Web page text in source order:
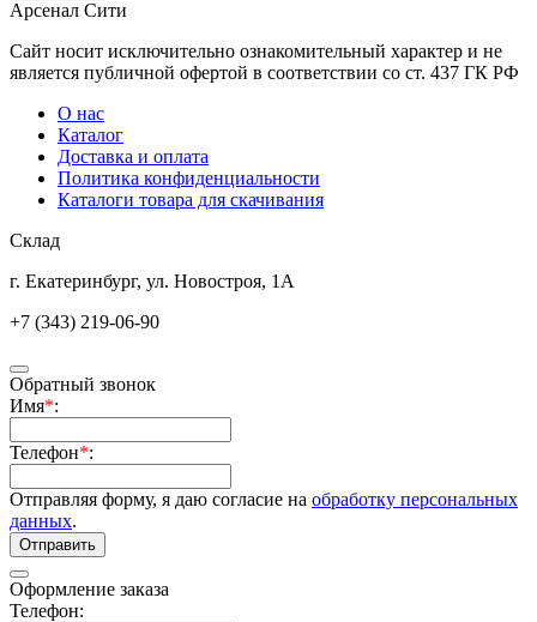
Арсенал Сити
Сайт носит исключительно ознакомительный характер и не
является публичной офертой в соответствии со ст. 437 ГК РФ
О нас
Каталог
Доставка и оплата
Политика конфиденциальности
Каталоги товара для скачивания
Склад
г. Екатеринбург, ул. Новостроя, 1А
+7 (343) 219-06-90
Обратный звонок
Имя*:
Телефон*:
Отправляя форму, я даю согласие на обработку персональных
данных.
Отправить
Оформление заказа
Телефон: